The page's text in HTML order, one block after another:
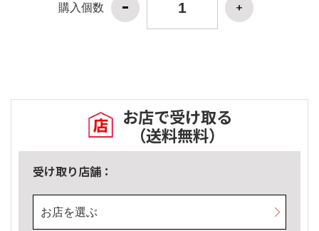
購入個数
お店で受け取る
（送料無料）
受け取り店舗：
お店を選ぶ